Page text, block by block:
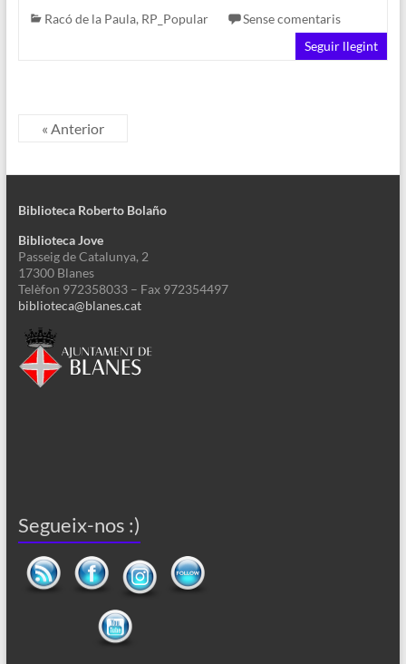
Racó de la Paula, RP_Popular
Sense comentaris
Seguir llegint
« Anterior
Biblioteca Roberto Bolaño
Biblioteca Jove
Passeig de Catalunya, 2
17300 Blanes
Telèfon 972358033 – Fax 972354497
biblioteca@blanes.cat
Segueix-nos :)